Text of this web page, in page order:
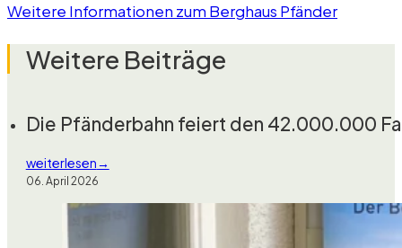
Weitere Informationen zum Berghaus Pfänder
Weitere Beiträge
Die Pfänderbahn feiert den 42.000.000
weiterlesen
06. April 2026